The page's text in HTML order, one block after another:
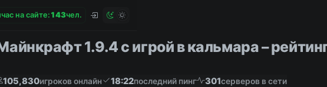
на сайте: 143чел.
1.9.4 с игрой в кальмара –
105,830игроков онлайн 18:22последний пинг 301серверов в сети